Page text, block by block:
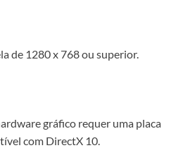
de 1280 x 768 ou superior.
gráfico requer uma placa
com DirectX 10.